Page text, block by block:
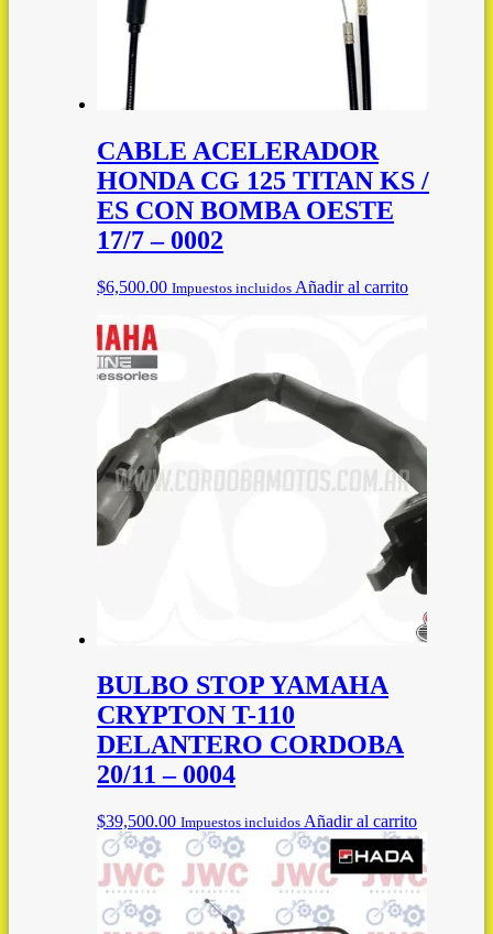
CABLE ACELERADOR
HONDA CG 125 TITAN KS /
ES CON BOMBA OESTE
17/7 – 0002
$6,500.00 Impuestos incluidos Añadir al carrito
BULBO STOP YAMAHA
CRYPTON T-110
DELANTERO CORDOBA
20/11 – 0004
$39,500.00 Impuestos incluidos Añadir al carrito